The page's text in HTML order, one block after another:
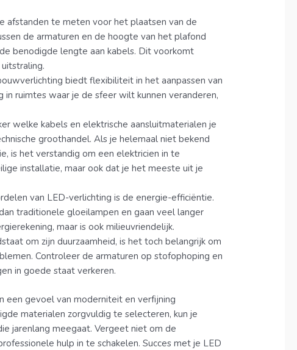
afstanden te meten voor het plaatsen van de
de armaturen en de hoogte van het plafond
benodigde lengte aan kabels. Dit voorkomt
biedt flexibiliteit in het aanpassen van
ruimtes waar je de sfeer wilt kunnen veranderen,
welke kabels en elektrische aansluitmaterialen je
groothandel. Als je helemaal niet bekend
is het verstandig om een elektricien in te
installatie, maar ook dat je het meeste uit je
van LED-verlichting is de energie-efficiëntie.
traditionele gloeilampen en gaan veel langer
maar is ook milieuvriendelijk.
om zijn duurzaamheid, is het toch belangrijk om
Controleer de armaturen op stofophoping en
in goede staat verkeren.
een gevoel van moderniteit en verfijning
materialen zorgvuldig te selecteren, kun je
jarenlang meegaat. Vergeet niet om de
hulp in te schakelen. Succes met je LED